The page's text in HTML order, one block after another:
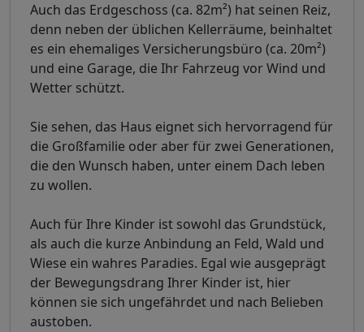
Auch das Erdgeschoss (ca. 82m²) hat seinen Reiz,
denn neben der üblichen Kellerräume, beinhaltet
es ein ehemaliges Versicherungsbüro (ca. 20m²)
und eine Garage, die Ihr Fahrzeug vor Wind und
Wetter schützt.
Sie sehen, das Haus eignet sich hervorragend für
die Großfamilie oder aber für zwei Generationen,
die den Wunsch haben, unter einem Dach leben
zu wollen.
Auch für Ihre Kinder ist sowohl das Grundstück,
als auch die kurze Anbindung an Feld, Wald und
Wiese ein wahres Paradies. Egal wie ausgeprägt
der Bewegungsdrang Ihrer Kinder ist, hier
können sie sich ungefährdet und nach Belieben
austoben.